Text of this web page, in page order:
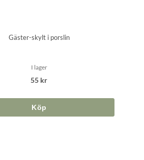
Gäster-skylt i porslin
I lager
55 kr
Köp